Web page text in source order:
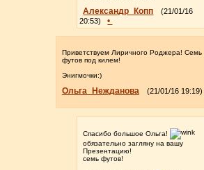
Александр_Копп
(21/01/16
20:53)
•
Приветствуем Лиричного Роджера! Семь
футов под килем!
Энигмочки:)
Ольга_Нежданова (21/01/16 19:19)
Спасибо большое Ольга!
обязательно загляну на вашу
Презентацию!
семь футов!